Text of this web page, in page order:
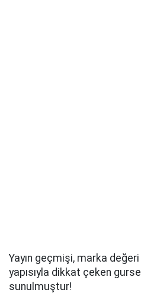
Yayın geçmişi, marka
yapısıyla dikkat çeken
sunulmuştur!